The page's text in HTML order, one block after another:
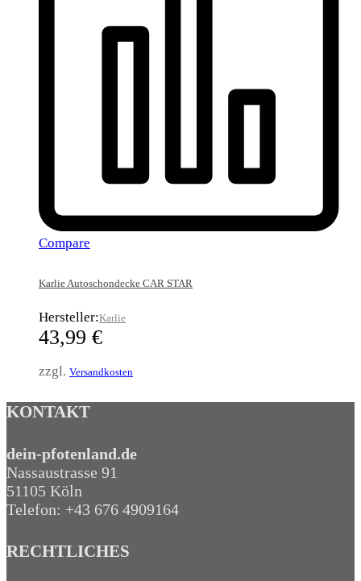
Compare
Karlie Autoschondecke CAR STAR
Hersteller:Karlie
43,99 €
zzgl. Versandkosten
KONTAKT
dein-pfotenland.de
Nassaustrasse 91
51105 Köln
Telefon: +43 676 4909164‬
RECHTLICHES